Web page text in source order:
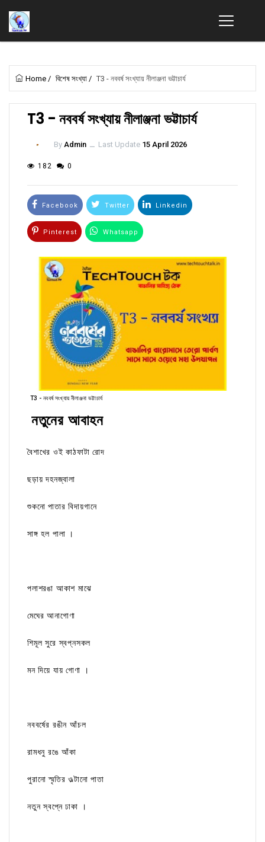
Home / বিশেষ সংখ্যা / T3 - নববর্ষ সংখ্যায় নীলাঞ্জনা ভট্টাচার্য
T3 - নববর্ষ সংখ্যায় নীলাঞ্জনা ভট্টাচার্য
By Admin ــ Last Update 15 April 2026
182 0
Facebook Twitter Linkedin
Pinterest Whatsapp
T3 - নববর্ষ সংখ্যায় নীলাঞ্জনা ভট্টাচার্য
নতুনের আবাহন
বৈশাখের ওই কাঠফাটা রোদ
ছড়ায় দহনজ্বালা
শুকনো পাতার বিদায়গানে
সাঙ্গ হল পালা ।
পলাশরঙা আকাশ মাঝে
মেঘের আনাগোণা
শিমূল সুরে স্বপ্নসকল
মন দিয়ে যায় গোণা ।
নববর্ষের রঙীন আঁচল
রামধনু রঙে আঁকা
পুরানো স্মৃতির ওল্টানো পাতা
নতুন স্বপ্নে ঢাকা ।